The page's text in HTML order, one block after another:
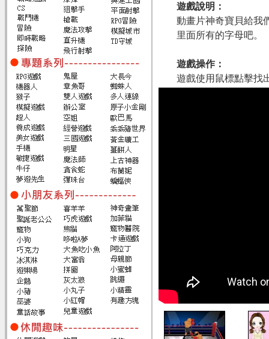
遊戲說明：
動畫片神奇寶貝給我
里面所有的字母吧。
遊戲操作：
遊戲使用鼠標點擊找